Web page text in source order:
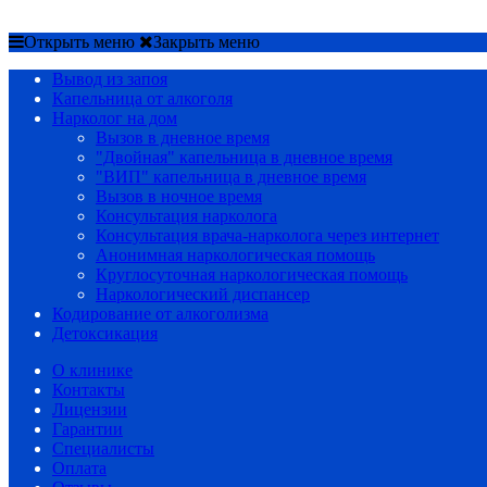
Открыть меню
Закрыть меню
Вывод из запоя
Капельница от алкоголя
Нарколог на дом
Вызов в дневное время
"Двойная" капельница в дневное время
"ВИП" капельница в дневное время
Вызов в ночное время
Консультация нарколога
Консультация врача-нарколога через интернет
Анонимная наркологическая помощь
Круглосуточная наркологическая помощь
Наркологический диспансер
Кодирование от алкоголизма
Детоксикация
О клинике
Контакты
Лицензии
Гарантии
Специалисты
Оплата